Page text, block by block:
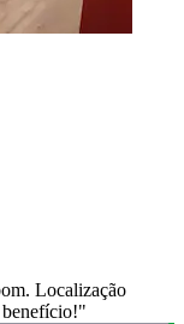
Localização
benefício!"